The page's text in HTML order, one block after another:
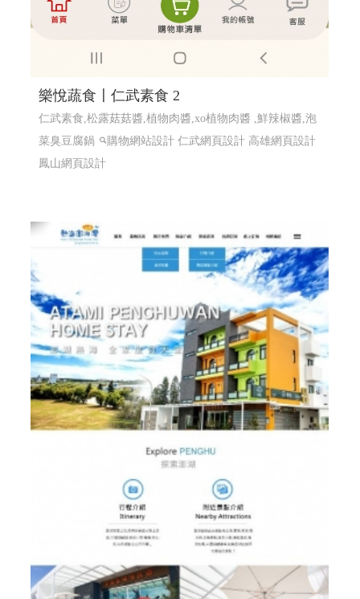
樂悅蔬食〡仁武素食 2
仁武素食,松露菇菇醬,植物肉醬,xo植物肉醬 ,鮮辣椒醬,泡
菜臭豆腐鍋
購物網站設計仁武網頁設計 高雄網頁設計
鳳山網頁設計